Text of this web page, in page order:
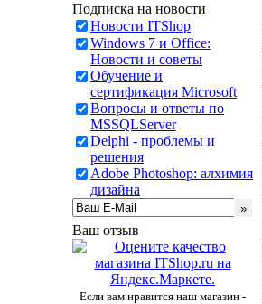
Подписка на новости
Новости ITShop
Windows 7 и Office:
Новости и советы
Обучение и
сертификация Microsoft
Вопросы и ответы по
MSSQLServer
Delphi - проблемы и
решения
Adobe Photoshop: алхимия
дизайна
Ваш отзыв
Если вам нравится наш магазин -